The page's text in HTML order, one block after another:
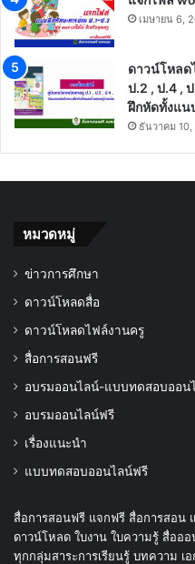
เมษายน 6,
ดาวน์โหลด
ป.2 , ป.4 ,
ฝึกหัดทั้งแน
ธันวาคม
หมวดหมู่
ข่าวการศึกษา
ดาวน์โหลดสื่อ
ดาวน์โหลดไฟล์งานครู
สื่อการสอนฟรี
อบรมออนไลน์-แบบทดสอบออน
อบรมออนไลน์ฟรี
เรื่องแนะนำ
แบบทดสอบออนไลน์ฟรี
สื่อการสอนฟรี แจกฟรี สื่อการสอน
ดาวน์โหลด ใบงาน ใบความรู้ สื่ออ
ทุกกลุ่มสาระการเรียนรู้ บทความ เ